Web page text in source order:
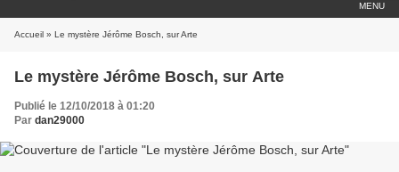
MENU
Accueil » Le mystère Jérôme Bosch, sur Arte
Le mystère Jérôme Bosch, sur Arte
Publié le 12/10/2018 à 01:20
Par dan29000